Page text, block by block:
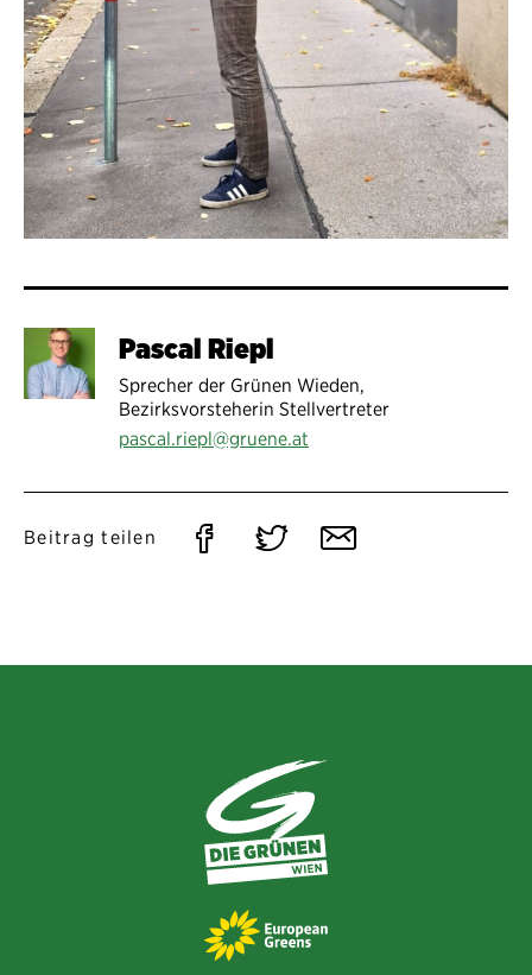
Pascal Riepl
Sprecher der Grünen Wieden,
Bezirksvorsteherin Stellvertreter
pascal.riepl@gruene.at
Beitrag teilen
Auf Auf Per